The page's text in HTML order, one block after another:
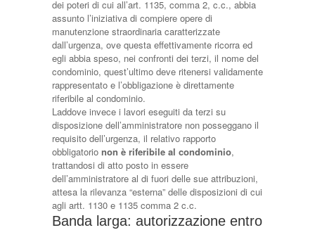
dei poteri di cui all’art. 1135, comma 2, c.c., abbia
assunto l’iniziativa di compiere opere di
manutenzione straordinaria caratterizzate
dall’urgenza, ove questa effettivamente ricorra ed
egli abbia speso, nei confronti dei terzi, il nome del
condominio, quest’ultimo deve ritenersi validamente
rappresentato e l’obbligazione è direttamente
riferibile al condominio.
Laddove invece i lavori eseguiti da terzi su
disposizione dell’amministratore non posseggano il
requisito dell’urgenza, il relativo rapporto
obbligatorio non è riferibile al condominio,
trattandosi di atto posto in essere
dell’amministratore al di fuori delle sue attribuzioni,
attesa la rilevanza “esterna” delle disposizioni di cui
agli artt. 1130 e 1135 comma 2 c.c.
Banda larga: autorizzazione entro